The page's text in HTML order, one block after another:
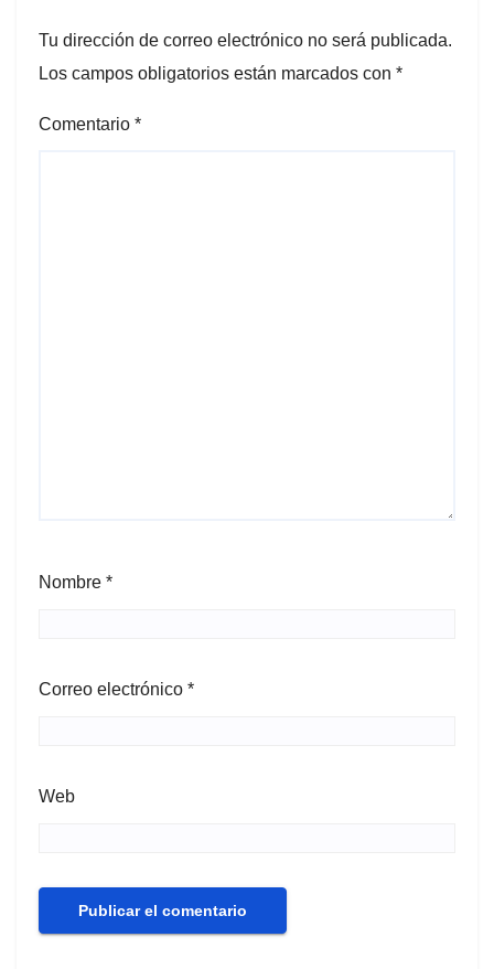
Tu dirección de correo electrónico no será publicada.
Los campos obligatorios están marcados con *
Comentario *
Nombre *
Correo electrónico *
Web